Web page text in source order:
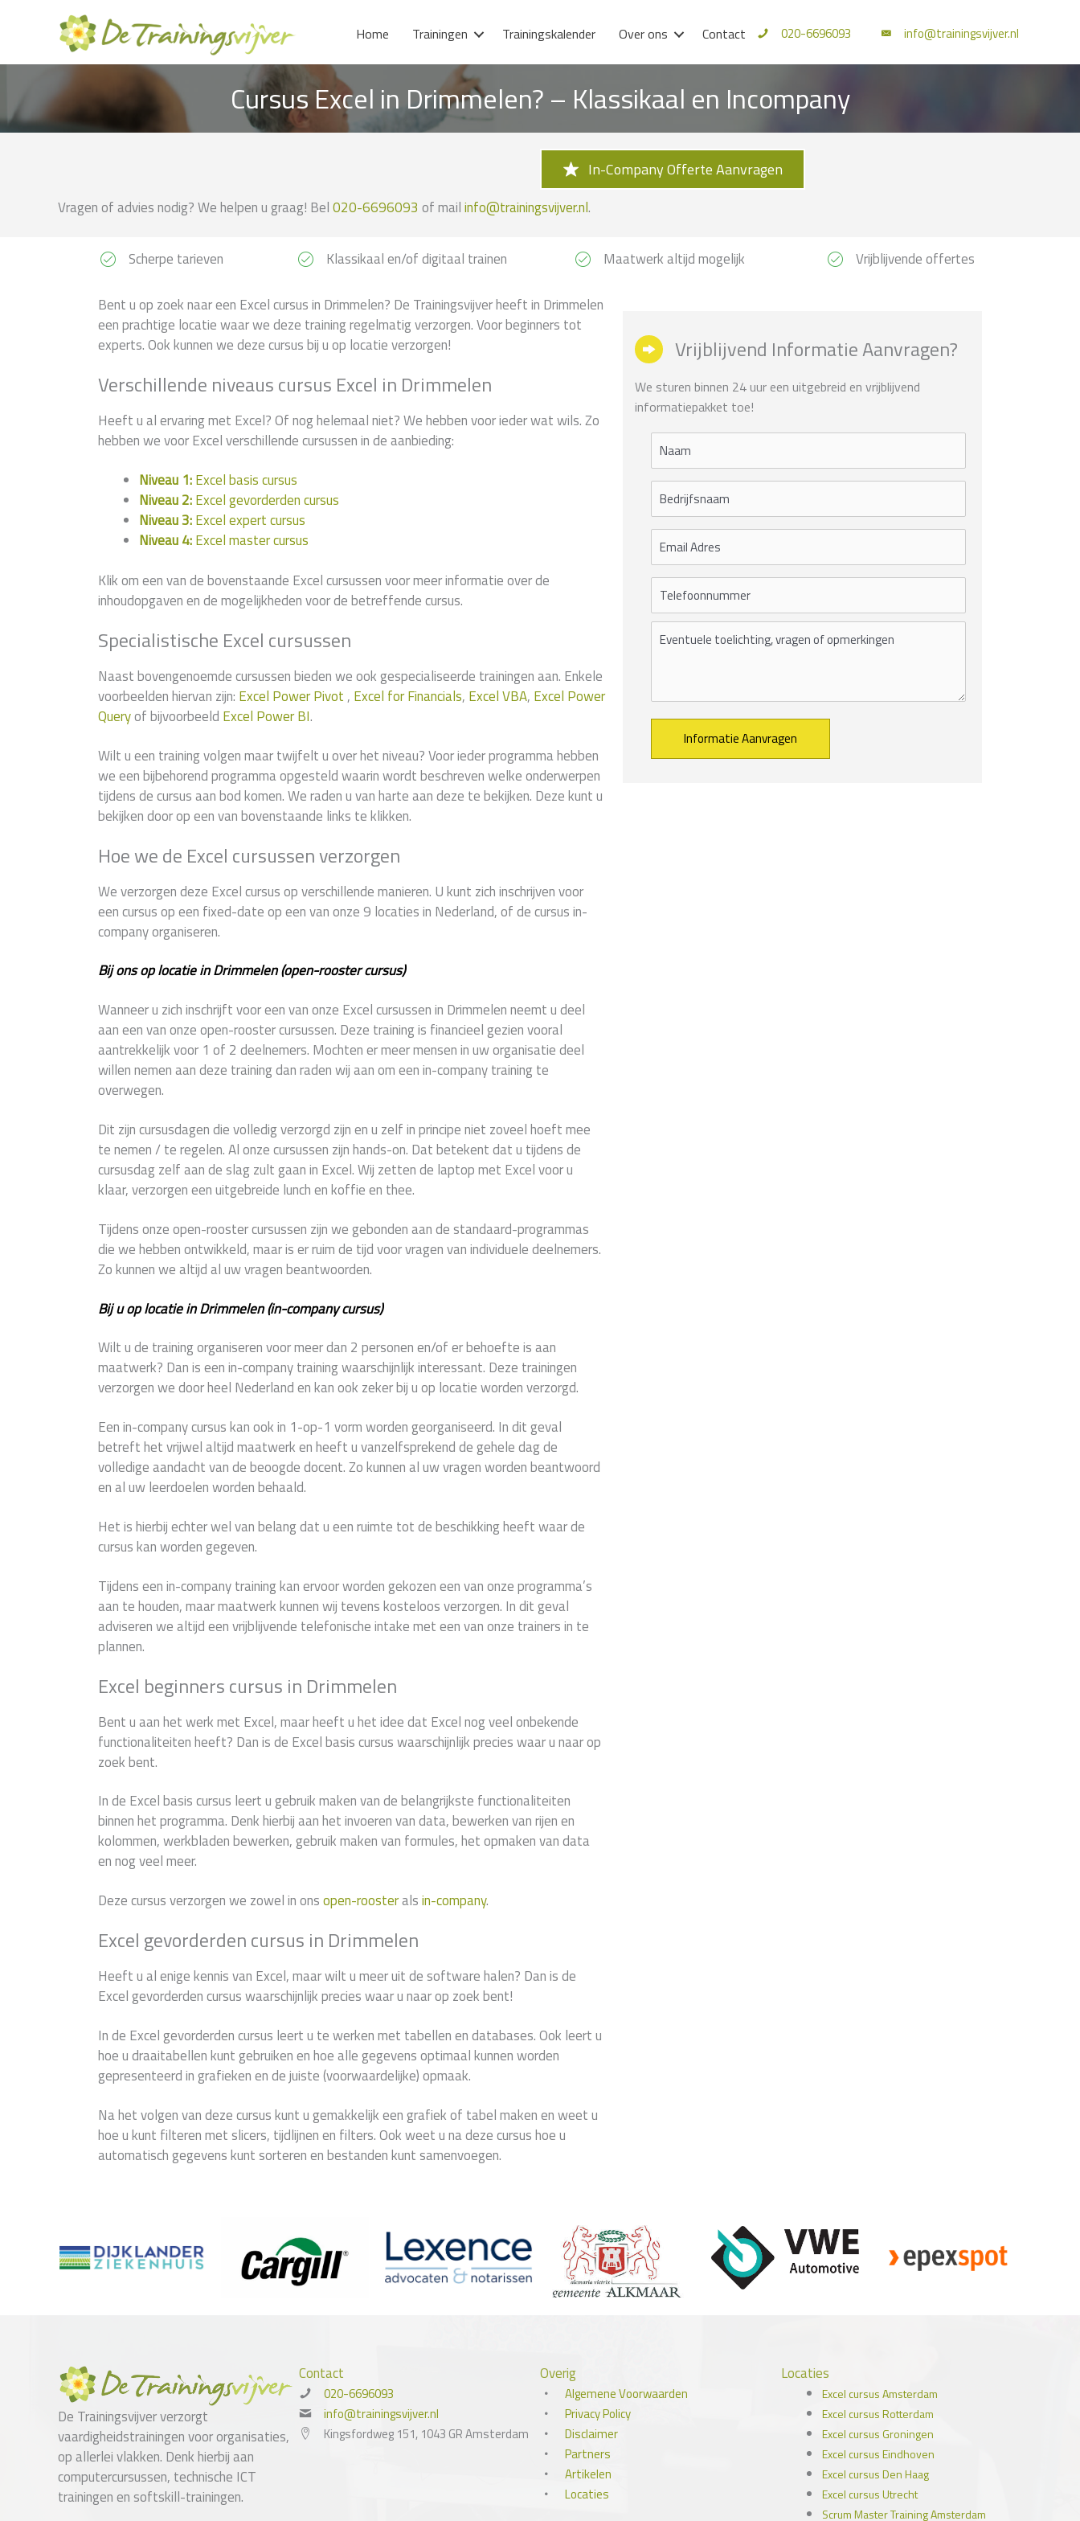
inhoud
Home Trainingen Trainingskalender Over ons Contact 020-6696093 info@trainingsvijver.nl
Cursus Excel in Drimmelen? – Klassikaal en Incompany
In-Company Offerte Aanvragen
Vragen of advies nodig? We helpen u graag! Bel020-6696093 of mailinfo@trainingsvijver.nl.
Scherpe tarieven Klassikaal en/of digitaal trainen Maatwerk altijd mogelijk Vrijblijvende offertes
Bent u op zoek naar een Excel cursus in Drimmelen? De Trainingsvijver heeft in Drimmelen
een prachtige locatie waar we deze training regelmatig verzorgen. Voor beginners tot
experts. Ook kunnen we deze cursus bij u op locatie verzorgen!
Verschillende niveaus cursus Excel in Drimmelen
Heeft u al ervaring met Excel? Of nog helemaal niet? We hebben voor ieder wat wils. Zo
hebben we voor Excel verschillende cursussen in de aanbieding:
Niveau 1:Excel basis cursus
Niveau 2:Excel gevorderden cursus
Niveau 3:Excel expert cursus
Niveau 4:Excel master cursus
Klik om een van de bovenstaande Excel cursussen voor meer informatie over de
inhoudopgaven en de mogelijkheden voor de betreffende cursus.
Specialistische Excel cursussen
Naast bovengenoemde cursussen bieden we ook gespecialiseerde trainingen aan. Enkele
voorbeelden hiervan zijn: Excel Power Pivot , Excel for Financials, Excel VBA, Excel Power
Queryof bijvoorbeeld Excel Power BI.
Wilt u een training volgen maar twijfelt u over het niveau? Voor ieder programma hebben
we een bijbehorend programma opgesteld waarin wordt beschreven welke onderwerpen
tijdens de cursus aan bod komen. We raden u van harte aan deze te bekijken. Deze kunt u
bekijken door op een van bovenstaande links te klikken.
Hoe we de Excel cursussen verzorgen
We verzorgen deze Excel cursus op verschillende manieren. U kunt zich inschrijven voor
een cursus op een fixed-date op een van onze 9 locaties in Nederland, of de cursus in-
company organiseren.
Bij ons op locatie in Drimmelen (open-rooster cursus)
Wanneer u zich inschrijft voor een van onze Excel cursussen in Drimmelen neemt u deel
aan een van onze open-rooster cursussen. Deze training is financieel gezien vooral
aantrekkelijk voor 1 of 2 deelnemers. Mochten er meer mensen in uw organisatie deel
willen nemen aan deze training dan raden wij aan om een in-company training te
overwegen.
Dit zijn cursusdagen die volledig verzorgd zijn en u zelf in principe niet zoveel hoeft mee
te nemen / te regelen. Al onze cursussen zijn hands-on. Dat betekent dat u tijdens de
cursusdag zelf aan de slag zult gaan in Excel. Wij zetten de laptop met Excel voor u
klaar, verzorgen een uitgebreide lunch en koffie en thee.
Tijdens onze open-rooster cursussen zijn we gebonden aan de standaard-programmas
die we hebben ontwikkeld, maar is er ruim de tijd voor vragen van individuele deelnemers.
Zo kunnen we altijd al uw vragen beantwoorden.
Bij u op locatie in Drimmelen (in-company cursus)
Wilt u de training organiseren voor meer dan 2 personen en/of er behoefte is aan
maatwerk? Dan is een in-company training waarschijnlijk interessant. Deze trainingen
verzorgen we door heel Nederland en kan ook zeker bij u op locatie worden verzorgd.
Een in-company cursus kan ook in 1-op-1 vorm worden georganiseerd. In dit geval
betreft het vrijwel altijd maatwerk en heeft u vanzelfsprekend de gehele dag de
volledige aandacht van de beoogde docent. Zo kunnen al uw vragen worden beantwoord
en al uw leerdoelen worden behaald.
Het is hierbij echter wel van belang dat u een ruimte tot de beschikking heeft waar de
cursus kan worden gegeven.
Tijdens een in-company training kan ervoor worden gekozen een van onze programma’s
aan te houden, maar maatwerk kunnen wij tevens kosteloos verzorgen. In dit geval
adviseren we altijd een vrijblijvende telefonische intake met een van onze trainers in te
plannen.
Excel beginners cursus in Drimmelen
Bent u aan het werk met Excel, maar heeft u het idee dat Excel nog veel onbekende
functionaliteiten heeft? Dan is de Excel basis cursus waarschijnlijk precies waar u naar op
zoek bent.
In de Excel basis cursus leert u gebruik maken van de belangrijkste functionaliteiten
binnen het programma. Denk hierbij aan het invoeren van data, bewerken van rijen en
kolommen, werkbladen bewerken, gebruik maken van formules, het opmaken van data
en nog veel meer.
Deze cursus verzorgen we zowel in onsopen-roosteralsin-company.
Excel gevorderden cursus in Drimmelen
Heeft u al enige kennis van Excel, maar wilt u meer uit de software halen? Dan is de
Excel gevorderden cursus waarschijnlijk precies waar u naar op zoek bent!
In de Excel gevorderden cursus leert u te werken met tabellen en databases. Ook leert u
hoe u draaitabellen kunt gebruiken en hoe alle gegevens optimaal kunnen worden
gepresenteerd in grafieken en de juiste (voorwaardelijke) opmaak.
Na het volgen van deze cursus kunt u gemakkelijk een grafiek of tabel maken en weet u
hoe u kunt filteren met slicers, tijdlijnen en filters. Ook weet u na deze cursus hoe u
automatisch gegevens kunt sorteren en bestanden kunt samenvoegen.
Vrijblijvend Informatie Aanvragen?
We sturen binnen 24 uur een uitgebreid en vrijblijvend
informatiepakket toe!
De Trainingsvijver verzorgt
vaardigheidstrainingen voor organisaties,
op allerlei vlakken. Denk hierbij aan
computercursussen, technische ICT
trainingen en softskill-trainingen.
Contact
020-6696093
info@trainingsvijver.nl
Kingsfordweg 151, 1043 GR Amsterdam
Overig
Algemene Voorwaarden
Privacy Policy
Disclaimer
Partners
Artikelen
Locaties
Locaties
Excel cursus Amsterdam
Excel cursus Rotterdam
Excel cursus Groningen
Excel cursus Eindhoven
Excel cursus Den Haag
Excel cursus Utrecht
Scrum Master Training Amsterdam